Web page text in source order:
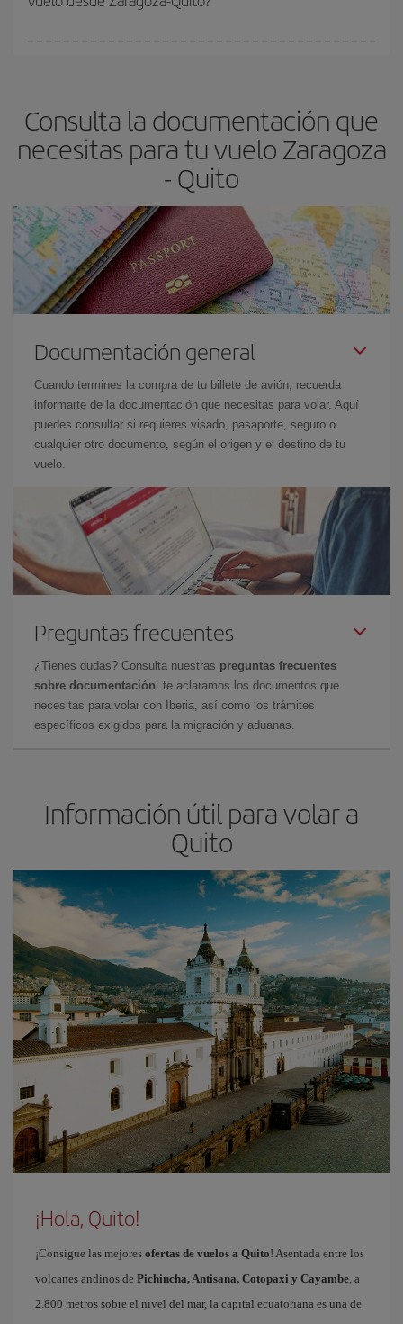
Consulta la documentación que
necesitas para tu vuelo Zaragoza
- Quito
Documentación general
Cuando termines la compra de tu billete de avión, recuerda
informarte de la documentación que necesitas para volar. Aquí
puedes consultar si requieres visado, pasaporte, seguro o
cualquier otro documento, según el origen y el destino de tu
vuelo.
Preguntas frecuentes
¿Tienes dudas? Consulta nuestras preguntas frecuentes
sobre documentación: te aclaramos los documentos que
necesitas para volar con Iberia, así como los trámites
específicos exigidos para la migración y aduanas.
Información útil para volar a
Quito
¡Hola, Quito!
¡Consigue las mejores ofertas de vuelos a Quito! Asentada entre los
volcanes andinos de Pichincha, Antisana, Cotopaxi y Cayambe, a
2.800 metros sobre el nivel del mar, la capital ecuatoriana es una de